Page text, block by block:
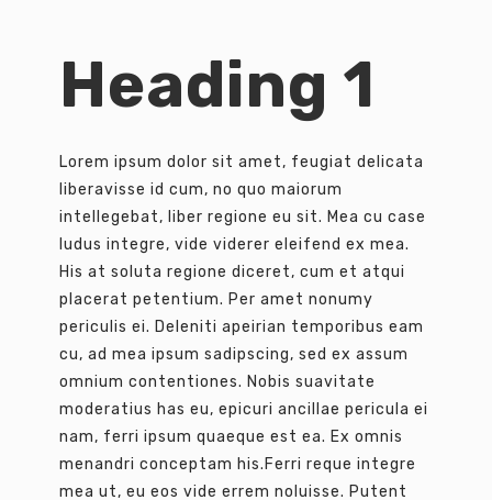
Heading 1
Lorem ipsum dolor sit amet, feugiat delicata
liberavisse id cum, no quo maiorum
intellegebat, liber regione eu sit. Mea cu case
ludus integre, vide viderer eleifend ex mea.
His at soluta regione diceret, cum et atqui
placerat petentium. Per amet nonumy
periculis ei. Deleniti apeirian temporibus eam
cu, ad mea ipsum sadipscing, sed ex assum
omnium contentiones. Nobis suavitate
moderatius has eu, epicuri ancillae pericula ei
nam, ferri ipsum quaeque est ea. Ex omnis
menandri conceptam his.Ferri reque integre
mea ut, eu eos vide errem noluisse. Putent